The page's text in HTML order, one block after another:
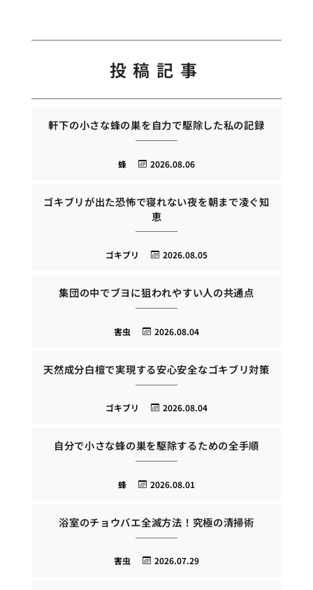
投稿記事
軒下の小さな蜂の巣を自力で駆除した私の記録
2026.08.06
蜂
ゴキブリが出た恐怖で寝れない夜を朝まで凌ぐ知
恵
2026.08.05
ゴキブリ
集団の中でブヨに狙われやすい人の共通点
2026.08.04
害虫
天然成分白檀で実現する安心安全なゴキブリ対策
2026.08.04
ゴキブリ
自分で小さな蜂の巣を駆除するための全手順
2026.08.01
蜂
浴室のチョウバエ全滅方法！究極の清掃術
2026.07.29
害虫